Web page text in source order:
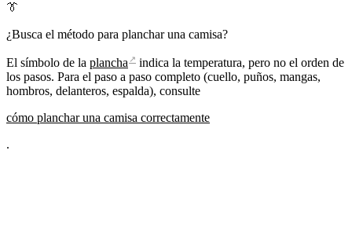
👔
¿Busca el método para planchar una camisa?
El símbolo de la plancha ↗ indica la temperatura, pero no el orden de
los pasos. Para el paso a paso completo (cuello, puños, mangas,
hombros, delanteros, espalda), consulte
cómo planchar una camisa correctamente
.